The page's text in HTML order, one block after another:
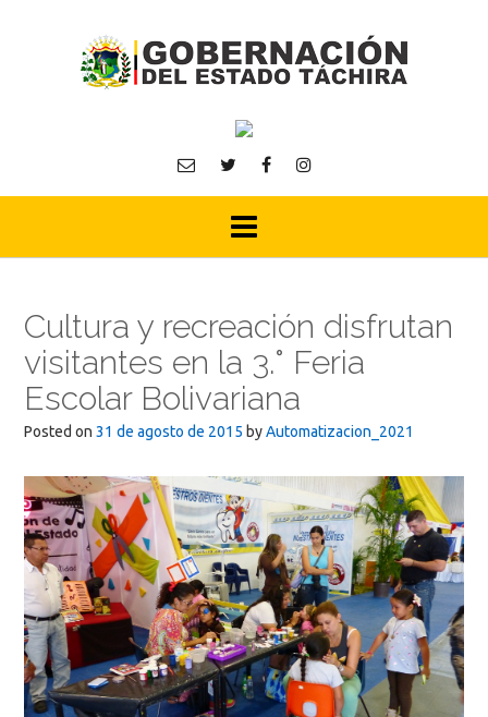
Cultura y recreación disfrutan
visitantes en la 3.° Feria
Escolar Bolivariana
Posted on 31 de agosto de 2015 byAutomatizacion_2021